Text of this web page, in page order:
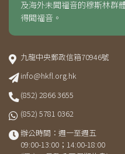
及海外未聞福音的穆斯林群
得聞福音。
九龍中央郵政信箱70946號
info@hkfl.org.hk
(852) 2866 3655
(852) 5781 0362
辦公時間：週一至週五
09:00-13:00；14:00-18:00